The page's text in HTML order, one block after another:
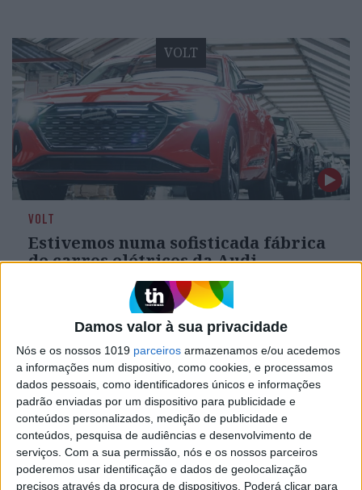
Damos valor à sua privacidade
Nós e os nossos 1019 parceiros armazenamos e/ou acedemos
a informações num dispositivo, como cookies, e processamos
dados pessoais, como identificadores únicos e informações
padrão enviadas por um dispositivo para publicidade e
conteúdos personalizados, medição de publicidade e
conteúdos, pesquisa de audiências e desenvolvimento de
serviços. Com a sua permissão, nós e os nossos parceiros
poderemos usar identificação e dados de geolocalização
precisos através da procura de dispositivos. Poderá clicar para
VOLT
VOLT
Estivemos numa sofisticada fábrica
de carros elétricos da Audi
Fomos até Bruxelas, na Bélgica, conhecer uma
das mais sofisticadas e sustentáveis fábricas de
automóveis do mundo. A história destas
instalações começa no pós-Guerra e agora só se
fabricam veículos 100% elétricos, uma produção
que já atingiu a neutralidade carbónica. Quase
toda a fábrica é coberta por painéis solares, mas
há outras medidas em curso para ajudar na
eficiência energética
Exame Informática